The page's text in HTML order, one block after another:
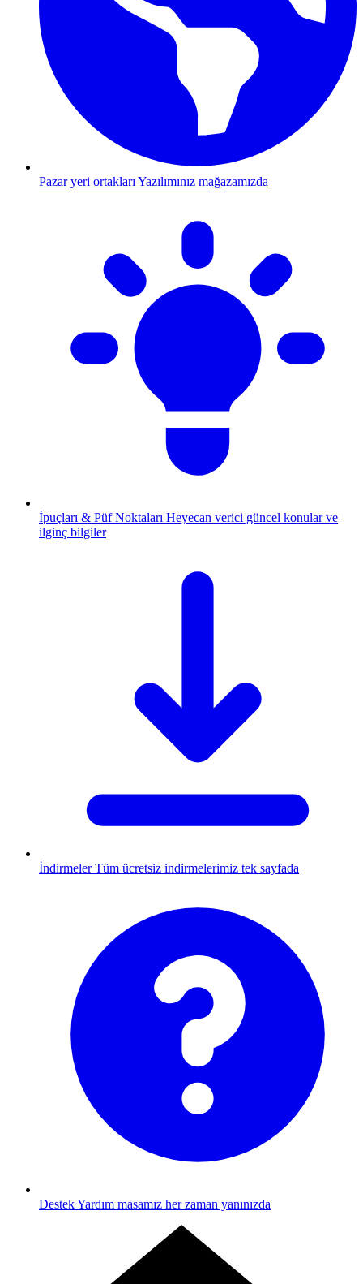
Pazar yeri ortakları Yazılımınız mağazamızda
İpuçları & Püf Noktaları Heyecan verici güncel konular ve
ilginç bilgiler
İndirmeler Tüm ücretsiz indirmelerimiz tek sayfada
DestekYardım masamız her zaman yanınızda